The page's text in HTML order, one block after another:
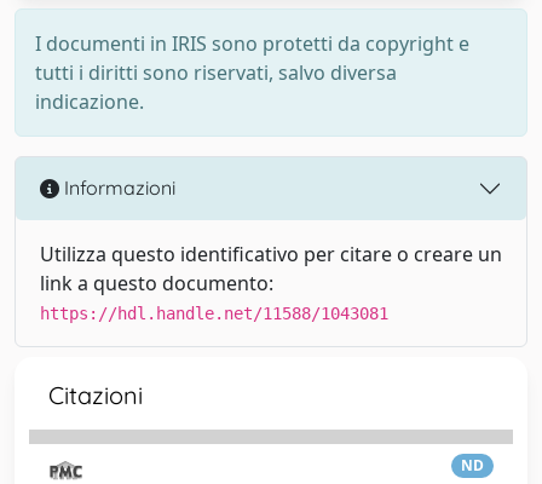
I documenti in IRIS sono protetti da copyright e
tutti i diritti sono riservati, salvo diversa
indicazione.
Informazioni
Utilizza questo identificativo per citare o creare un
link a questo documento:
https://hdl.handle.net/11588/1043081
Citazioni
ND